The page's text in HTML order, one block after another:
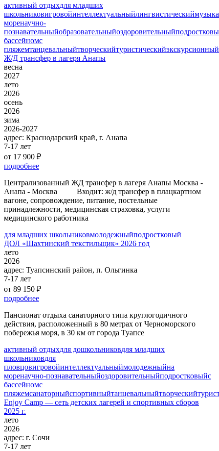
активный отдыхдля младших
школьниковигровойинтеллектуальныйлингвистический
моренаучно-
познавательныйобразовательныйоздоровительный
бассейномс
пляжемтанцевальныйтворческийтуристическийэкскурсионный
Ж/Д трансфер в лагеря Анапы
весна
2027
лето
2026
осень
2026
зима
2026-2027
адрес: Краснодарский край, г. Анапа
7-17 лет
от 17 900 ₽
подробнее
Централизованный ЖД трансфер в лагеря Анапы Москва -
Анапа - Москва Входит: ж/д трансфер в плацкартном
вагоне, сопровождение, питание, постельные
принадлежности, медицинская страховка, услуги
медицинского работника
для младших школьниковмолодежныйподростковый
ДОЛ «Шахтинский текстильщик» 2026 год
лето
2026
адрес: Туапсинский район, п. Ольгинка
7-17 лет
от 89 150 ₽
подробнее
Пансионат отдыха санаторного типа круглогодичного
действия, расположенный в 80 метрах от Черноморского
побережья моря, в 30 км от города Туапсе
активный отдыхдля дошкольниковдля младших
школьниковдля
пловцовигровойинтеллектуальныймолодежныйна
моренаучно-познавательныйоздоровительныйподростковыйс
бассейномс
пляжемсанаторныйспортивныйтанцевальныйтворческий
Enjoy Camp — сеть детских лагерей и спортивных сборов
2025 г.
лето
2026
адрес: г. Сочи
7-17 лет